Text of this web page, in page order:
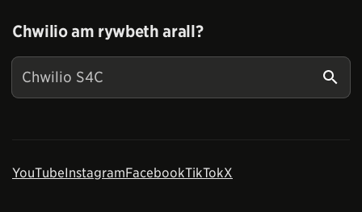
Chwilio am rywbeth arall?
YouTubeInstagramFacebookTikTokX